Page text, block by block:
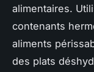
alimentaires.
contenants
aliments
des plats